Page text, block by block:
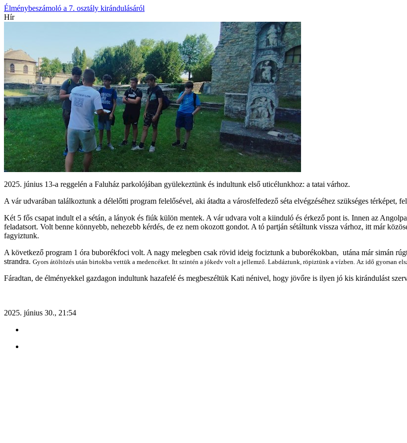
Élménybeszámoló a 7. osztály kirándulásáról
Hír
2025. június 13-a reggelén a Faluház parkolójában gyülekeztünk és indultunk első uticélunkhoz: a tatai várhoz.
A vár udvarában találkoztunk a délelőtti program felelősével, aki átadta a városfelfedező séta elvégzéséhez szükséges térképet,
Két 5 fős csapat indult el a sétán, a lányok és fiúk külön mentek. A vár udvara volt a kiinduló és érkező pont is. Innen az
feladatsort. Volt benne könnyebb, nehezebb kérdés, de ez nem okozott gondot. A tó partján sétáltunk vissza várhoz, itt már
fagyiztunk.
A következő program 1 óra buborékfoci volt. A nagy melegben csak rövid ideig fociztunk a buborékokban, utána már simán
strandra. Gyors átöltözés után birtokba vettük a medencéket. Itt szintén a jókedv volt a jellemző. Labdáztunk, röpiztünk a vízben. Az idő gyorsan
Fáradtan, de élményekkel gazdagon indultunk hazafelé és megbeszéltük Kati nénivel, hogy jövőre is ilyen jó kis kirándulást
2025. június 30., 21:54